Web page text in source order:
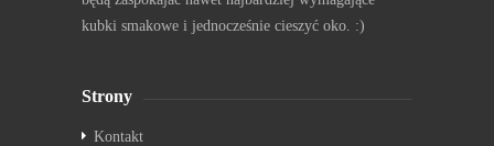
kubki smakowe i jednocześnie cieszyć oko. :)
Strony
Kontakt